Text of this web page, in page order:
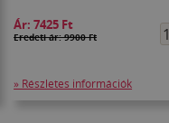
Ár:7425 Ft
Eredeti ár: 9900 Ft
» Részletes információk